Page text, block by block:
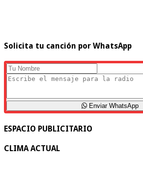
Solicita tu canción por WhatsApp
Enviar WhatsApp
ESPACIO PUBLICITARIO
CLIMA ACTUAL